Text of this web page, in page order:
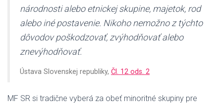
národnosti alebo etnickej skupine, majetok, rod
alebo iné postavenie. Nikoho nemožno z týchto
dôvodov poškodzovať, zvýhodňovať alebo
znevýhodňovať.
Ústava Slovenskej republiky, Čl. 12 ods. 2
MF SR si tradične vyberá za obeť minoritné skupiny pre